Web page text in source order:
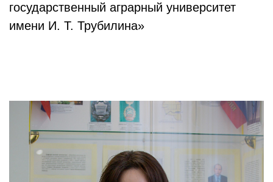
государственный аграрный университет
имени И. Т. Трубилина»